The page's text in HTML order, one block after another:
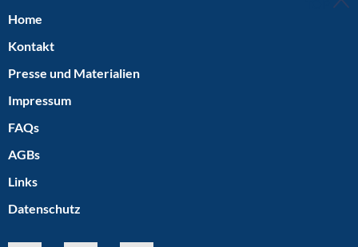
Home
Kontakt
Presse und Materialien
Impressum
FAQs
AGBs
Links
Datenschutz